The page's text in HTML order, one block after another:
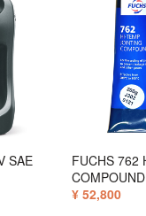
SAE
FUCHS 762
¥ 52,800